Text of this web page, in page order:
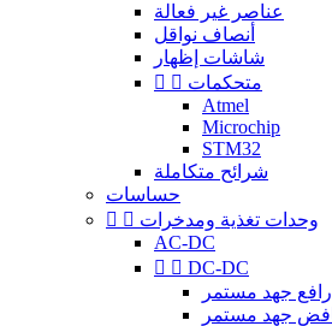
عناصر غير فعالة
أنصاف نواقل
شاشات إظهار
  متحكمات
Atmel
Microchip
STM32
شرائح متكاملة
حساسات
  وحدات تغذية ومدخرات
AC-DC
  DC-DC
رافع جهد مستمر
جهد مستمر